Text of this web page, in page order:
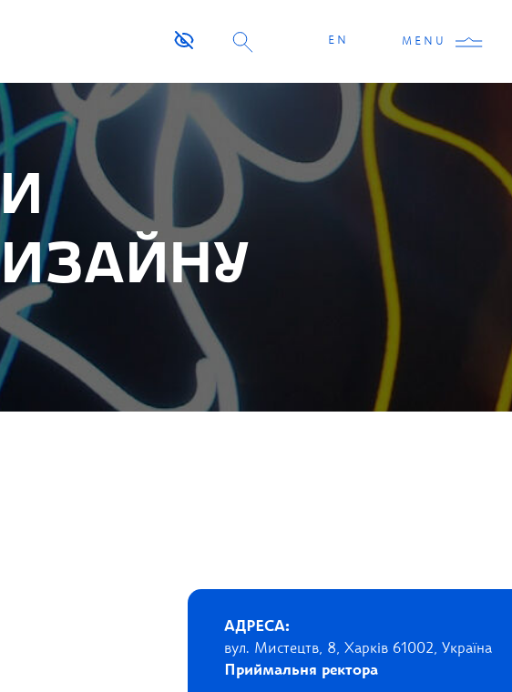
EN MENU
АДРЕСА:
вул. Мистецтв, 8, Харків 61002, Україна
Приймальня ректора